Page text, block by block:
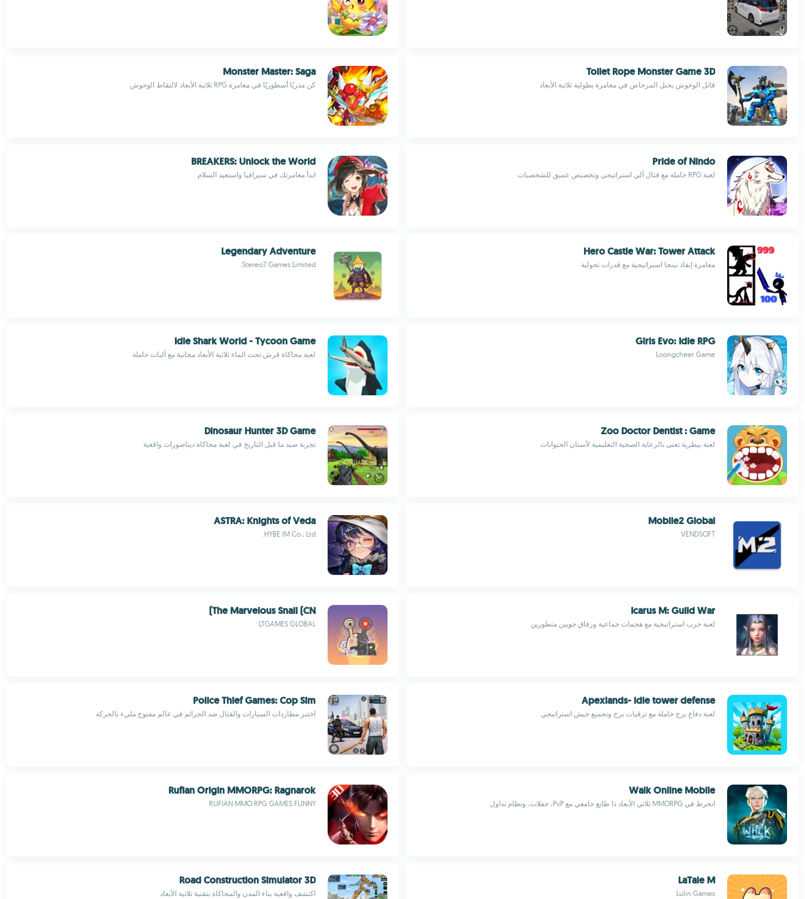
Toilet Rope Monster Game 3D
قاتل الوحوش بحبل المرحاض في مغامرة بطولية ثلاثية الأبعاد
Monster Master: Saga
كن مدربًا أسطوريًا في مغامرة RPG ثلاثية الأبعاد لالتقاط الوحوش
Pride of Nindo
لعبة RPG خاملة مع قتال آلي استراتيجي وتخصيص عميق للشخصيات
BREAKERS: Unlock the World
ابدأ مغامرتك في سيرافيا واستعيد السلام
Hero Castle War: Tower Attack
مغامرة إنقاذ نينجا استراتيجية مع قدرات تحولية
Legendary Adventure
Stereo7 Games Limited
Girls Evo: Idle RPG
Loongcheer Game
Idle Shark World - Tycoon Game
لعبة محاكاة قرش تحت الماء ثلاثية الأبعاد مجانية مع آليات خاملة
Zoo Doctor Dentist : Game
لعبة بيطرية تعنى بالرعاية الصحية التعليمية لأسنان الحيوانات
Dinosaur Hunter 3D Game
تجربة صيد ما قبل التاريخ في لعبة محاكاة ديناصورات واقعية
Mobile2 Global
VENDSOFT
ASTRA: Knights of Veda
HYBE IM Co., Ltd.
Icarus M: Guild War
لعبة حرب استراتيجية مع هجمات جماعية ورفاق جويين متطورين
The Marvelous Snail (CN)
LTGAMES GLOBAL
Apexlands- idle tower defense
لعبة دفاع برج خاملة مع ترقيات برج وتجميع جيش استراتيجي
Police Thief Games: Cop Sim
اختبر مطاردات السيارات والقتال ضد الجرائم في عالم مفتوح مليء بالحركة
Walk Online Mobile
انخرط في MMORPG ثلاثي الأبعاد ذا طابع جامعي مع PvP، حفلات، ونظام تداول
Rufian Origin MMORPG: Ragnarok
RUFIAN MMO RPG GAMES FUNNY
LaTale M
Lulin Games
Road Construction Simulator 3D
اكتشف واقعية بناء المدن والمحاكاة بتقنية ثلاثية الأبعاد